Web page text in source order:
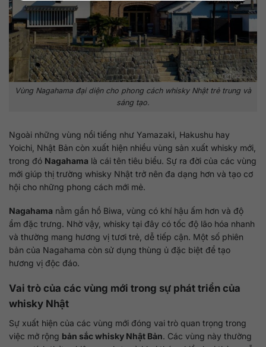
Vùng Nagahama đại diện cho phong cách whisky Nhật trẻ trung và
sáng tạo.
Ngoài những vùng nổi tiếng như Yamazaki, Hakushu hay
Yoichi, Nhật Bản còn xuất hiện nhiều vùng sản xuất whisky mới,
trong đó Nagahama là cái tên tiêu biểu. Sự ra đời của các vùng
mới giúp thị trường whisky Nhật trở nên đa dạng hơn và tạo cơ
hội cho những phong cách mới mẻ.
Nagahama nằm gần hồ Biwa, vùng có khí hậu ấm hơn và độ
ẩm đặc trưng. Nhờ vậy, whisky tại đây có tốc độ lão hóa nhanh
và thường mang hương vị tươi trẻ, dễ tiếp cận. Một số phiên
bản của Nagahama còn sử dụng thùng ủ đặc biệt để tạo
hương vị độc đáo.
Vai trò của các vùng mới trong sự phát triển của
whisky Nhật
Sự xuất hiện của các vùng mới đóng vai trò quan trọng trong
việc mở rộng bản sắc whisky Nhật Bản. Các vùng này thường